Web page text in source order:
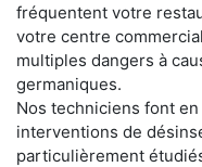
fréquentent votre
votre centre
multiples dangers à
germaniques.
Nos techniciens font
interventions de
particulièrement